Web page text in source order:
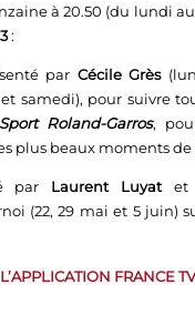
à 20.50 (du lundi au
:
par Cécile Grès
samedi), pour suivre
Roland-Garros,
plus beaux moments de
par Laurent Luyat et
(22, 29 mai et 5 juin)
FRANCE